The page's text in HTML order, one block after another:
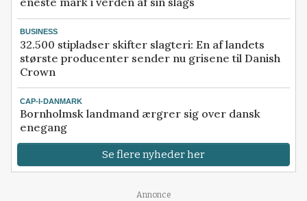
BUSINESS
32.500 stipladser skifter slagteri: En af landets
største producenter sender nu grisene til Danish
Crown
CAP-I-DANMARK
Bornholmsk landmand ærgrer sig over dansk
enegang
Se flere nyheder her
Annonce